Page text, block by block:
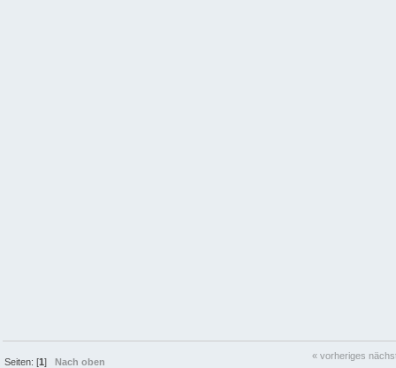
Seiten: [1]Nach oben
« vorheriges